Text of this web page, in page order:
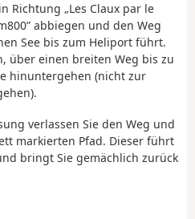
Richtung „Les Claux par le
abbiegen und den Weg
See bis zum Heliport führt.
über einen breiten Weg bis zu
hinuntergehen (nicht zur
verlassen Sie den Weg und
markierten Pfad. Dieser führt
bringt Sie gemächlich zurück